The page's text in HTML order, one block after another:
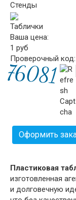
Стенды
Таблички
Ваша цена:
1 руб
Проверочный код:
Оформить
Пластиковая
изготовленная
и долговечную